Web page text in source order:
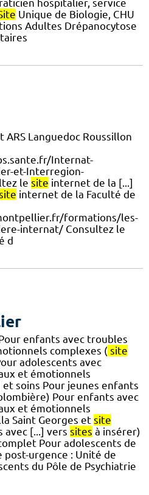
hospitalier, service
Unique de Biologie, CHU
Adultes Drépanocytose
ARS Languedoc Roussillon
Internat-
et-Interregion-
le site internet de la [...]
internet de la Faculté de
formations/les-
internat/ Consultez le
d
enfants avec troubles
complexes ( site
adolescents avec
et émotionnels
et soins Pour jeunes enfants
Pour enfants avec
et émotionnels
Saint Georges et site
avec [...] vers sites à insérer)
Pour adolescents de
post-urgence : Unité de
du Pôle de Psychiatrie